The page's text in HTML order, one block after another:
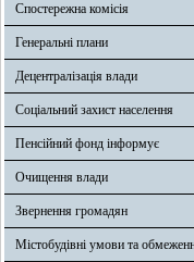
Спостережна комісія
Генеральні плани
Децентралізація влади
Соціальний захист населення
Пенсійний фонд інформує
Очищення влади
Звернення громадян
Містобудівні умови та